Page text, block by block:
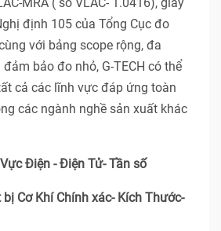
định 105 của Tổng Cục đo
với bảng scope rộng, đa
bảo đo nhỏ, G-TECH có thể
cả các lĩnh vực đáp ứng toàn
các ngành nghề sản xuất khác
Điện - Điện Tử- Tần số
bị Cơ Khí Chính xác- Kích Thước-